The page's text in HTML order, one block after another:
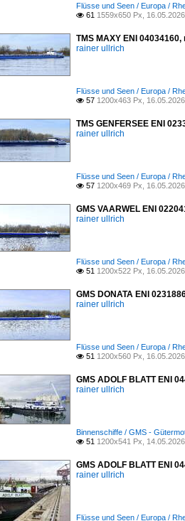
Flüsse und Seen / Europa /
 61 1559x650 Px, 16.05.2026
TMS MAXY ENI
rainer ullrich
Flüsse und Seen / Europa /
 57 1200x463 Px, 16.05.2026
TMS GENFERSEE ENI
rainer ullrich
Flüsse und Seen / Europa /
 57 1200x469 Px, 16.05.2026
GMS VAARWEL ENI
rainer ullrich
Flüsse und Seen / Europa /
 51 1200x522 Px, 16.05.2026
GMS DONATA ENI
rainer ullrich
Flüsse und Seen / Europa /
 51 1200x560 Px, 16.05.2026
GMS ADOLF BLATT ENI
rainer ullrich
Binnenschiffe / GMS -
 51 1200x541 Px, 14.05.2026
GMS ADOLF BLATT ENI
rainer ullrich
Flüsse und Seen / Europa /